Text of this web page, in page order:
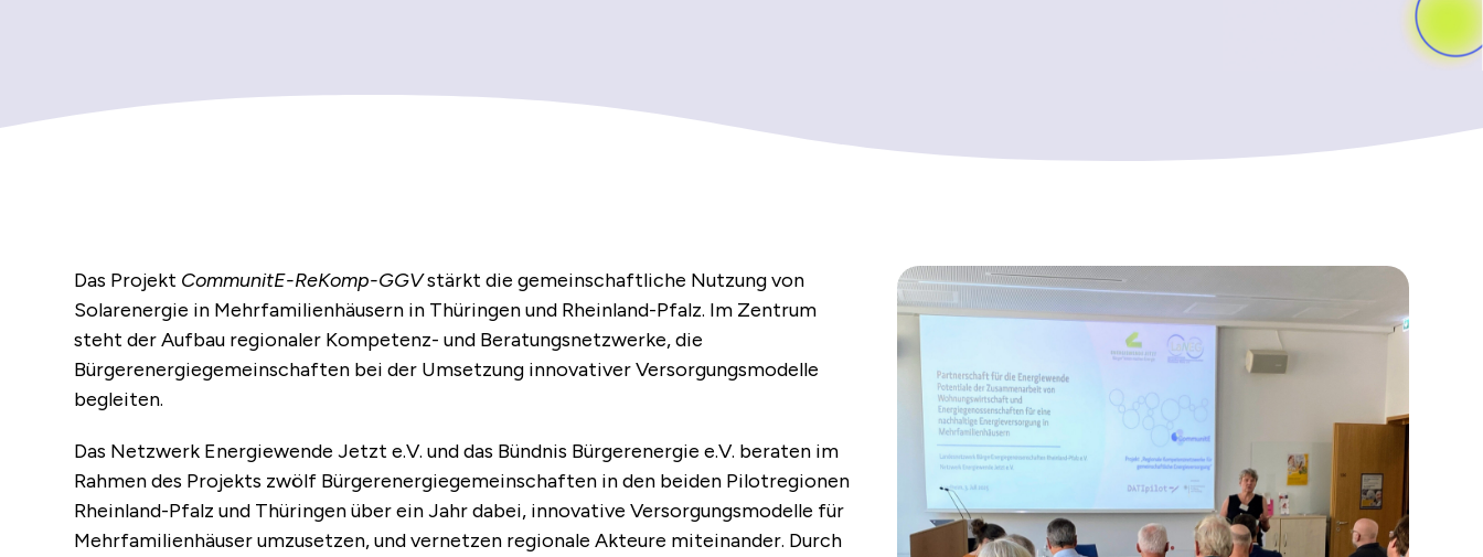
Das Projekt CommunitE-ReKomp-GGVstärkt die gemein­schaftliche Nutzung von
Solarenergie in Mehrfamilienhäusern in Thüringen und Rheinland-Pfalz. Im Zentrum
steht der Aufbau regionaler Kompetenz- und Beratungsnetzwerke, die
Bürgerenergiegemeinschaften bei der Umsetzung innovativer Versorgungsmodelle
begleiten.
Das Netzwerk Energiewende Jetzt e.V. und das Bündnis Bürgerenergie e.V. beraten im
Rahmen des Projekts zwölf Bürgerenergiegemeinschaften in den beiden Pilotregionen
Rheinland-Pfalz und Thüringen über ein Jahr dabei, innovative Versorgungsmodelle für
Mehrfamilienhäuser umzusetzen, und vernetzen regionale Akteure miteinander. Durch